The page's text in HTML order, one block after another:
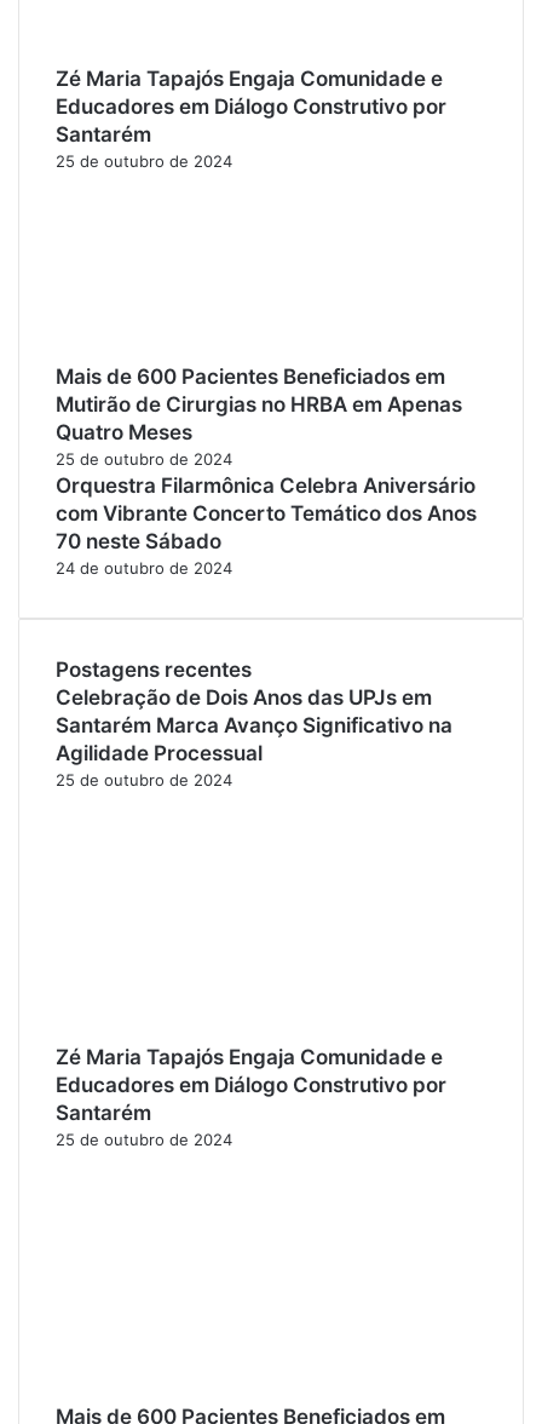
Zé Maria Tapajós Engaja Comunidade e
Educadores em Diálogo Construtivo por
Santarém
25 de outubro de 2024
Mais de 600 Pacientes Beneficiados em
Mutirão de Cirurgias no HRBA em Apenas
Quatro Meses
25 de outubro de 2024
Orquestra Filarmônica Celebra Aniversário
com Vibrante Concerto Temático dos Anos
70 neste Sábado
24 de outubro de 2024
Postagens recentes
Celebração de Dois Anos das UPJs em
Santarém Marca Avanço Significativo na
Agilidade Processual
25 de outubro de 2024
Zé Maria Tapajós Engaja Comunidade e
Educadores em Diálogo Construtivo por
Santarém
25 de outubro de 2024
Mais de 600 Pacientes Beneficiados em